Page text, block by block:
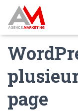
Accueil Blog
modèles de page
page